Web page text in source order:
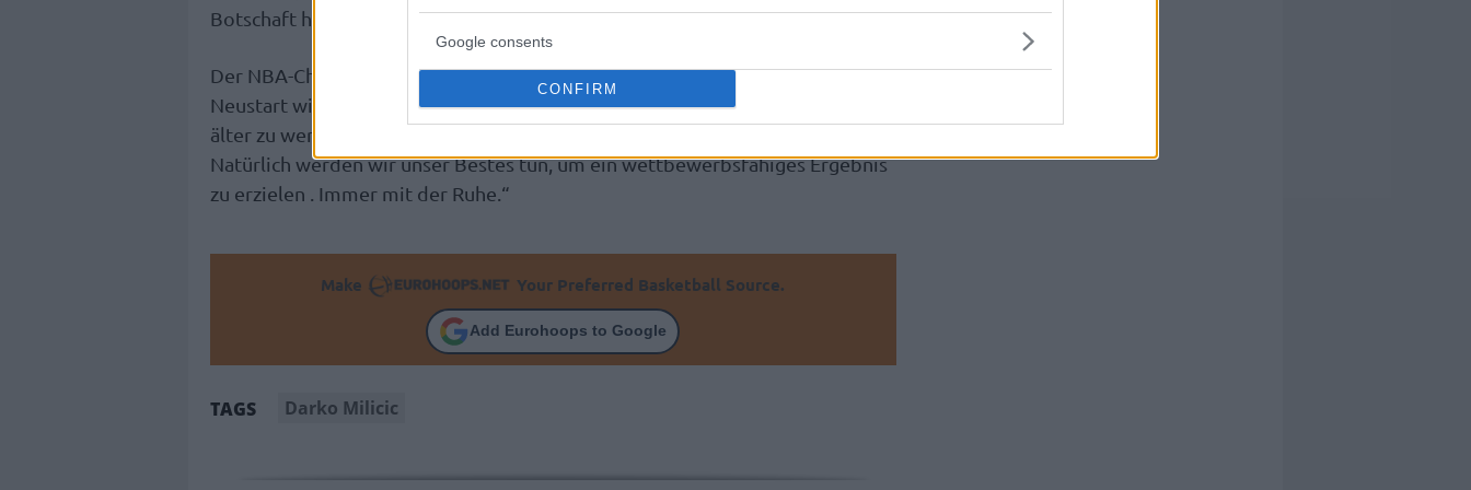
Google consents
CONFIRM
Botschaft helfen.
Der NBA-Champion von 2004 mitDetroit Pistonskommentierte seinen
Neustart wie folgt: „Ich bin froh, dass wir jungen Menschen helfen können,
älter zu werden, und dass das Vorgehen in erster Linie humanitär ist.
Natürlich werden wir unser Bestes tun, um ein wettbewerbsfähiges Ergebnis
zu erzielen . Immer mit der Ruhe.“
Make Your Preferred Basketball Source.
Add Eurohoops to Google
TAGS Darko Milicic